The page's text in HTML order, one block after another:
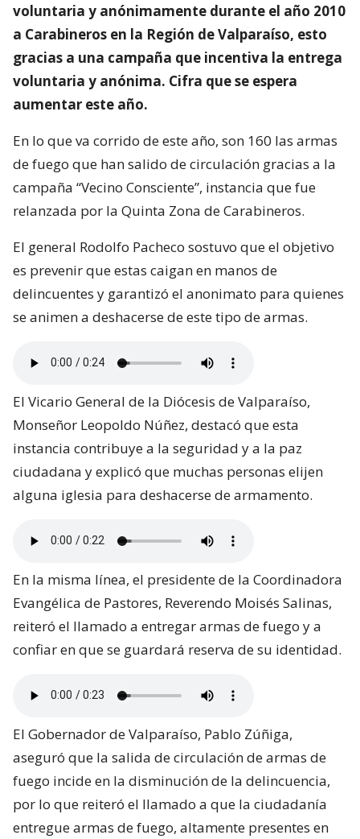
voluntaria y anónimamente durante el año 2010
a Carabineros en la Región de Valparaíso, esto
gracias a una campaña que incentiva la entrega
voluntaria y anónima. Cifra que se espera
aumentar este año.
En lo que va corrido de este año, son 160 las armas
de fuego que han salido de circulación gracias a la
campaña “Vecino Consciente”, instancia que fue
relanzada por la Quinta Zona de Carabineros.
El general Rodolfo Pacheco sostuvo que el objetivo
es prevenir que estas caigan en manos de
delincuentes y garantizó el anonimato para quienes
se animen a deshacerse de este tipo de armas.
El Vicario General de la Diócesis de Valparaíso,
Monseñor Leopoldo Núñez, destacó que esta
instancia contribuye a la seguridad y a la paz
ciudadana y explicó que muchas personas elijen
alguna iglesia para deshacerse de armamento.
En la misma línea, el presidente de la Coordinadora
Evangélica de Pastores, Reverendo Moisés Salinas,
reiteró el llamado a entregar armas de fuego y a
confiar en que se guardará reserva de su identidad.
El Gobernador de Valparaíso, Pablo Zúñiga,
aseguró que la salida de circulación de armas de
fuego incide en la disminución de la delincuencia,
por lo que reiteró el llamado a que la ciudadanía
entregue armas de fuego, altamente presentes en